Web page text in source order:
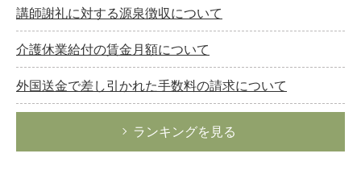
講師謝礼に対する源泉徴収について
介護休業給付の賃金月額について
外国送金で差し引かれた手数料の請求について
ランキングを見る